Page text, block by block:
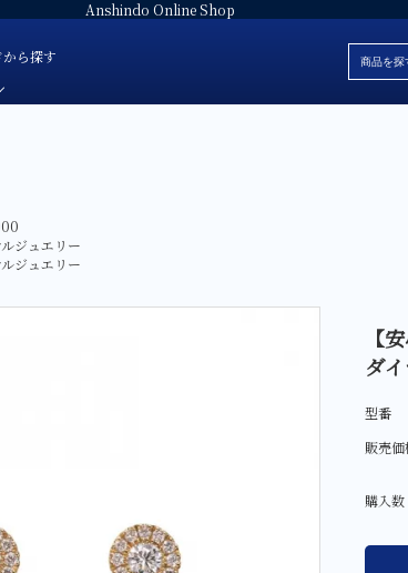
Anshindo Online Shop
シルバー
マザーオブパー
ら探す
Sweet 10 Diamond-スイートテンダイヤモンド-
大判・小判
金工芸品
ジュエリー
ジュエリー
【
ダ
型番
販売価
購入数